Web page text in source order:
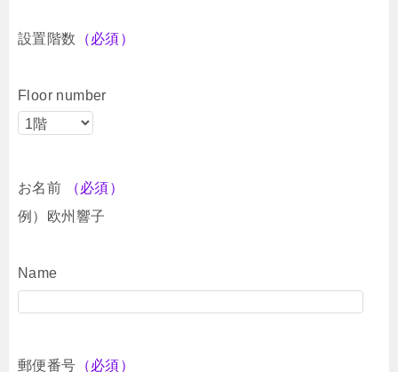
設置階数 （必須）
Floor number
お名前
（必須）
例）欧州響子
Name
郵便番号 （必須）